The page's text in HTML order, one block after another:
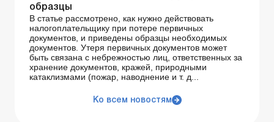
образцы
В статье рассмотрено, как нужно действовать
налогоплательщику при потере первичных
документов, и приведены образцы необходимых
документов. Утеря первичных документов может
быть связана с небрежностью лиц, ответственных за
хранение документов, кражей, природными
катаклизмами (пожар, наводнение и т. д...
Ко всем новостям